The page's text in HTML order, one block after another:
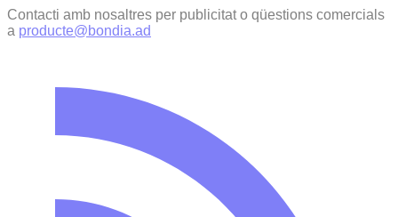
Contacti amb nosaltres per publicitat o qüestions comercials
a producte@bondia.ad